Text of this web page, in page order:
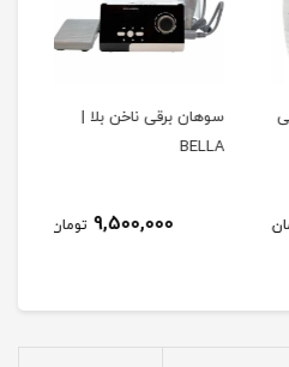
سوهان برقی ناخن بلا |
BELLA
9,500,000 تومان